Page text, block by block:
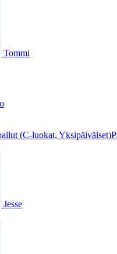
Tommi
(C-luokat,
Jesse